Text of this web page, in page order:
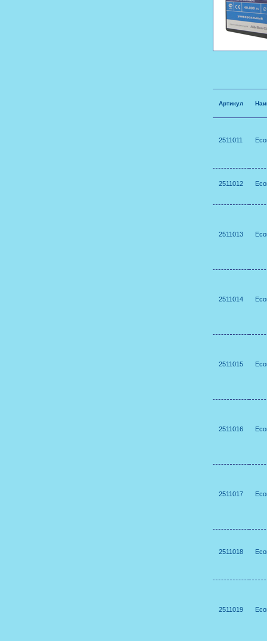
Артикул
2511011
2511012
2511013
2511014
2511015
2511016
2511017
2511018
2511019